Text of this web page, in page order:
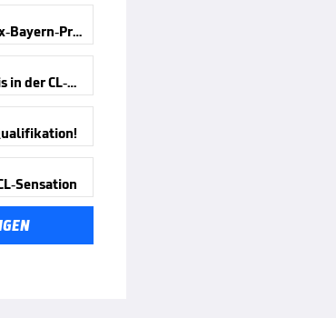
Bitterer Abend für Ex-Bayern-Profi
Kurioser Platzverweis in der CL-Quali
Sensation